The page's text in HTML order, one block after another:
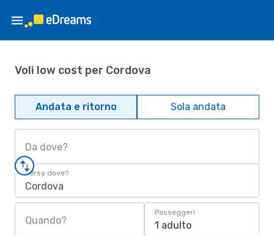
Voli low cost per Cordova
Andata e ritorno Sola andata
Da dove?
Verso dove?
Cordova
Quando?
Passeggeri
1 adulto